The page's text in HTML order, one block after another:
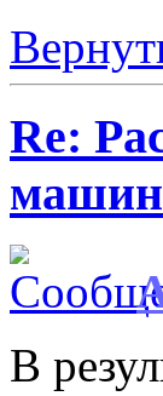
Re:
В